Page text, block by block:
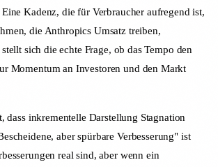
Kadenz, die für Verbraucher aufregend ist,
die Anthropics Umsatz treiben,
sich die echte Frage, ob das Tempo den
Momentum an Investoren und den Markt
dass inkrementelle Darstellung Stagnation
aber spürbare Verbesserung" ist
real sind, aber wenn ein